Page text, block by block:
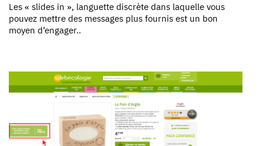
Les « slides in », languette discrète dans laquelle vous
pouvez mettre des messages plus fournis est un bon
moyen d’engager..